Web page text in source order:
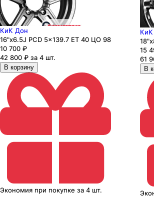
КиК Дон
16"x6.5J PCD 5x139.7 ЕТ 40 ЦО 98
10 700 ₽
42 800 ₽ за 4 шт.
В корзину
Экономия при покупке за 4 шт.
КиК
15
61
В